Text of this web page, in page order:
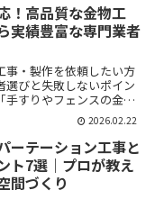
て依頼する方にとっ
建築金物の発...
！高品質な金物工
実績豊富な専門業者
事・製作を依頼したい方
びと失敗しないポイン
手すりやフェンスの金物
お願いしたいけど、どこ
心なの？」「オーダーメ
ス金物を製作したいけれ
…」そんな...
2026.02.22
ーテーション工事と
ト7選｜プロが教え
間づくり